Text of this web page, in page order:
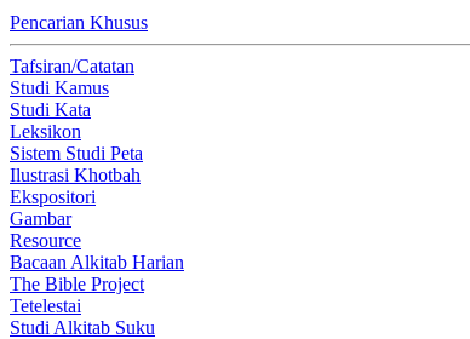
Pencarian Khusus
Tafsiran/Catatan
Studi Kamus
Studi Kata
Leksikon
Sistem Studi Peta
Ilustrasi Khotbah
Ekspositori
Gambar
Resource
Bacaan Alkitab Harian
The Bible Project
Tetelestai
Studi Alkitab Suku